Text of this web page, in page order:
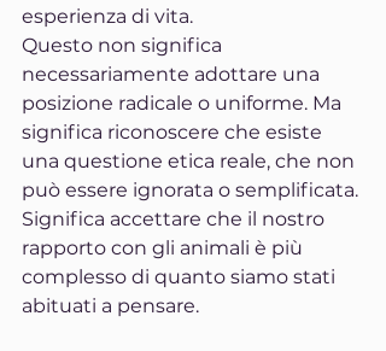
esperienza di vita.
Questo non significa
necessariamente adottare una
posizione radicale o uniforme. Ma
significa riconoscere che esiste
una questione etica reale, che non
può essere ignorata o semplificata.
Significa accettare che il nostro
rapporto con gli animali è più
complesso di quanto siamo stati
abituati a pensare.